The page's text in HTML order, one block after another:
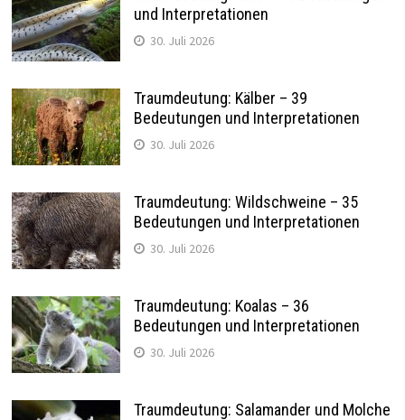
und Interpretationen
30. Juli 2026
Traumdeutung: Kälber – 39
Bedeutungen und Interpretationen
30. Juli 2026
Traumdeutung: Wildschweine – 35
Bedeutungen und Interpretationen
30. Juli 2026
Traumdeutung: Koalas – 36
Bedeutungen und Interpretationen
30. Juli 2026
Traumdeutung: Salamander und Molche